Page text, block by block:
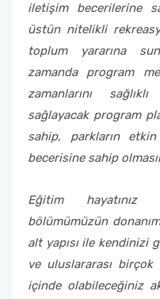
iletişim becerilerine
üstün nitelikli
toplum yararına
zamanda program
zamanlarını
sağlayacak program
sahip, parkların
becerisine sahip
Eğitim
bölümümüzün
alt yapısı ile kendinizi
ve uluslararası
içinde olabileceğiniz